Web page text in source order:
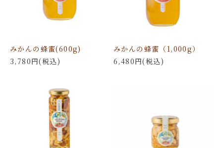
みかんの蜂蜜(600g)
3,780円(税込)
みかんの蜂蜜（1,000g）
6,480円(税込)